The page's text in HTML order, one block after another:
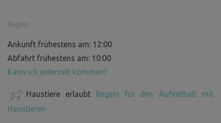
Regeln
Ankunft frühestens am: 12:00
Abfahrt frühestens am: 10:00
Kann ich jederzeit kommen?
Haustiere erlaubt
Regeln für den Aufenthalt mit
Haustieren